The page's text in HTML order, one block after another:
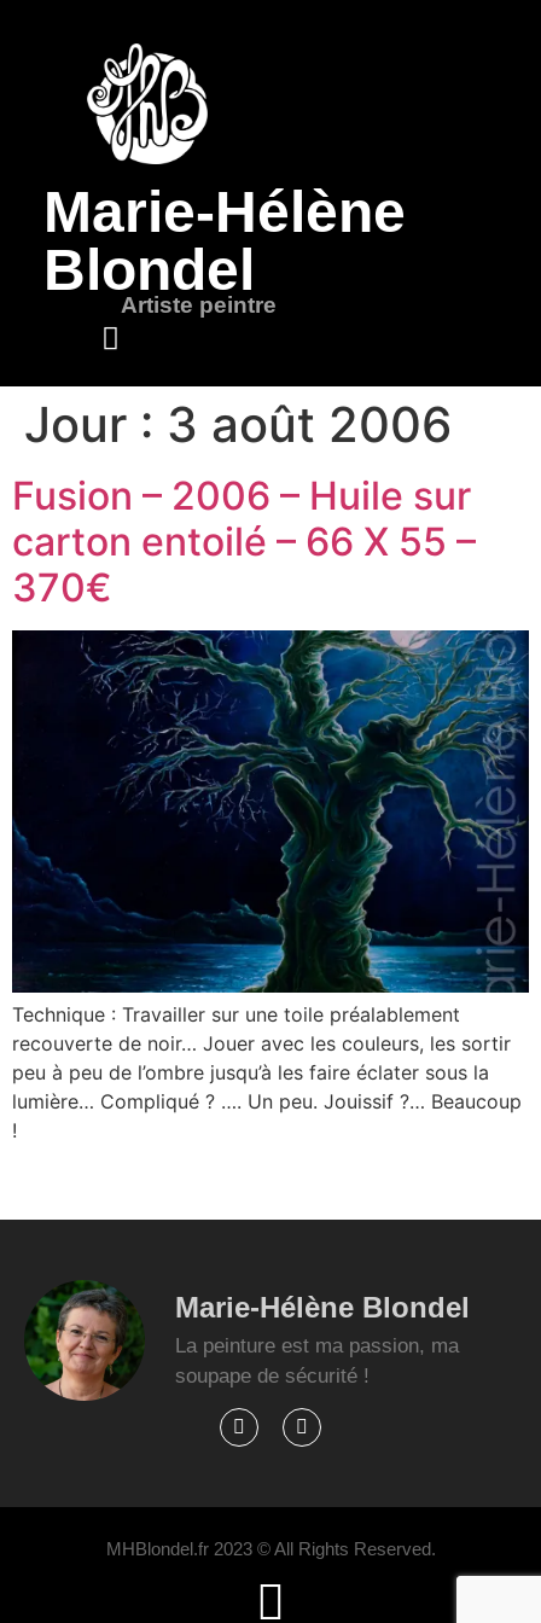
Marie-Hélène
Blondel
Artiste peintre
Jour : 3 août 2006
Fusion – 2006 – Huile sur
carton entoilé – 66 X 55 –
370€
Technique : Travailler sur une toile préalablement
recouverte de noir… Jouer avec les couleurs, les sortir
peu à peu de l’ombre jusqu’à les faire éclater sous la
lumière… Compliqué ? …. Un peu. Jouissif ?… Beaucoup
!
Marie-Hélène Blondel
La peinture est ma passion, ma
soupape de sécurité !
MHBlondel.fr 2023 © All Rights Reserved.